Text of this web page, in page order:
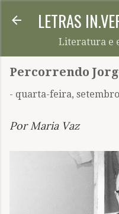
Pular para
LETRAS
Literatura e
Percorrendo
- quarta-feira, setembro
Por Maria Vaz